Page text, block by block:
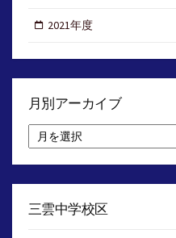
2021年度
月別アーカイブ
別
ア
イ
三雲中学校区